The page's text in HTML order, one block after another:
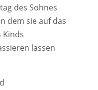
des Sohnes
dem sie auf das
Kinds
lassen